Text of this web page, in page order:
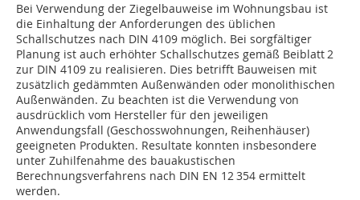
Bei Verwendung der Ziegelbauweise im Wohnungsbau ist
die Einhaltung der Anforderun­gen des üblichen
Schallschutzes nach DIN 4109 möglich. Bei sorgfältiger
Planung ist auch erhöhter Schallschutzes gemäß Beiblatt 2
zur DIN 4109 zu realisieren. Dies betrifft Bauweisen mit
zusätzlich gedämmten Außenwänden oder monolithischen
Außenwänden. Zu beachten ist die Verwendung von
ausdrücklich vom Hersteller für den jeweiligen
Anwendungsfall (Geschosswohnungen, Reihenhäuser)
geeigneten Produkten. Resultate konnten insbesondere
unter Zuhilfenahme des bauakustischen
Berechnungsverfahrens nach DIN EN 12 354 ermittelt
werden.